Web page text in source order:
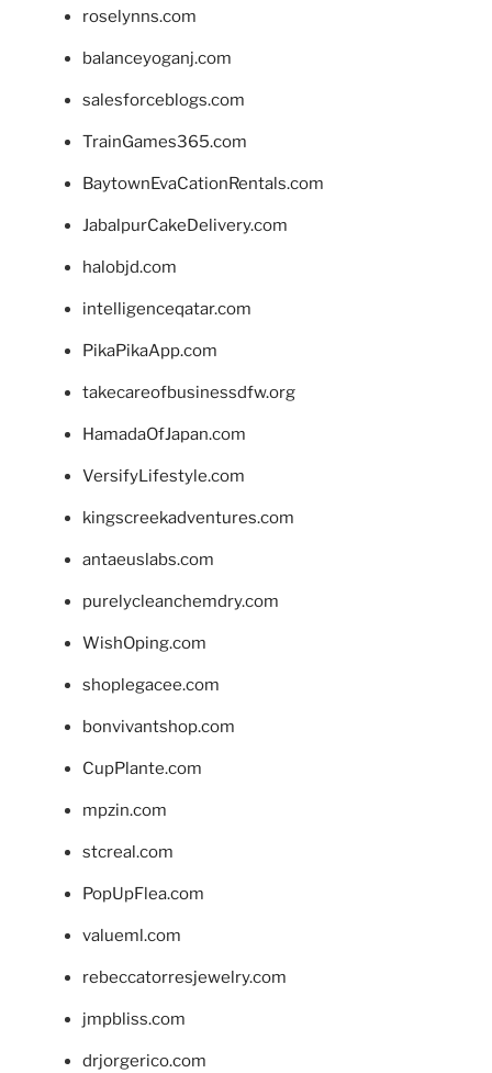
roselynns.com
balanceyoganj.com
salesforceblogs.com
TrainGames365.com
BaytownEvaCationRentals.com
JabalpurCakeDelivery.com
halobjd.com
intelligenceqatar.com
PikaPikaApp.com
takecareofbusinessdfw.org
HamadaOfJapan.com
VersifyLifestyle.com
kingscreekadventures.com
antaeuslabs.com
purelycleanchemdry.com
WishOping.com
shoplegacee.com
bonvivantshop.com
CupPlante.com
mpzin.com
stcreal.com
PopUpFlea.com
valueml.com
rebeccatorresjewelry.com
jmpbliss.com
drjorgerico.com